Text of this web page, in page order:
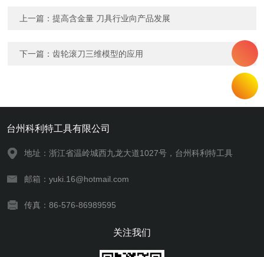
上一篇：提高含金量 刀具行业向产品发展
下一篇：齿轮滚刀三维模型的应用
台州科利特工具有限公司
地址：浙江省温岭城西九龙大道1027号，台州科利特工具
邮箱：yuki.16@hotmail.com
传真：86-576-86989595
关注我们